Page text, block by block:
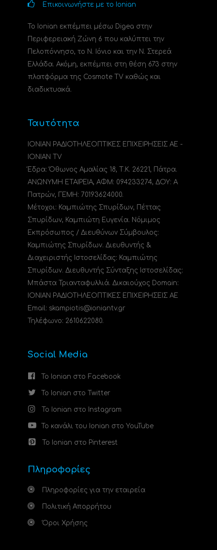
Επικοινωνήστε με το Ionian
Το Ionian εκπέμπει μέσω Digea στην
Περιφερειακή Ζώνη 6 που καλύπτει την
Πελοπόννησο, το N. Ιόνιο και την Ν. Στερεά
Ελλάδα. Ακόμη, εκπέμπει στη θέση 673 στην
πλατφόρμα της Cosmote TV καθώς και
διαδικτυακά.
Ταυτότητα
ΙΟΝΙΑΝ ΡΑΔΙΟΤΗΛΕΟΠΤΙΚΕΣ ΕΠΙΧΕΙΡΗΣΕΙΣ ΑΕ -
IONIAN TV
Έδρα: Όθωνος Αμαλίας 18, Τ.Κ. 26221, Πάτρα.
ΑΝΩΝΥΜΗ ΕΤΑΙΡΕΙΑ, ΑΦΜ: 094233274, ΔΟΥ: A
Πατρών, ΓΕΜΗ: 70193624000.
Μέτοχοι: Καμπιώτης Σπυρίδων, Πέττας
Σπυρίδων, Καμπιώτη Ευγενία. Νόμιμος
Εκπρόσωπος / Διευθύνων Σύμβουλος:
Καμπιώτης Σπυρίδων. Διευθυντής &
Διαχειριστής Ιστοσελίδας: Καμπιώτης
Σπυρίδων. Διευθυντής Σύνταξης Ιστοσελίδας:
Μπάστα Τριανταφυλλιά. Δικαιούχος Domain:
ΙΟΝΙΑΝ ΡΑΔΙΟΤΗΛΕΟΠΤΙΚΕΣ ΕΠΙΧΕΙΡΗΣΕΙΣ ΑΕ
Email: skampiotis@ioniantv.gr
Τηλέφωνο: 2610622080.
Social Media
Το Ionian στο Facebook
Το Ionian στο Twitter
Το Ionian στο Instagram
Το κανάλι του Ionian στο YouTube
Το Ionian στο Pinterest
Πληροφορίες
Πληροφορίες για την εταιρεία
Πολιτική Απορρήτου
Όροι Χρήσης